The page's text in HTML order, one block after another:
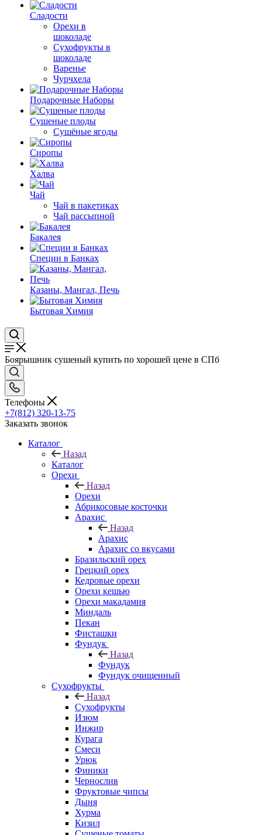
Сладости
Орехи в
шоколаде
Сухофрукты в
шоколаде
Варенье
Чурчхела
Подарочные Наборы
Cушеные плоды
Сушёные ягоды
Сиропы
Халва
Чай
Чай в пакетиках
Чай рассыпной
Бакалея
Специи в Банках
Казаны, Мангал, Печь
Бытовая Химия
Боярышник сушеный купить по хорошей цене в СПб
Телефоны
+7(812) 320-13-75
Заказать звонок
Каталог
Назад
Каталог
Орехи
Назад
Орехи
Абрикосовые косточки
Арахис
Назад
Арахис
Арахис со вкусами
Бразильский орех
Грецкий орех
Кедровые орехи
Орехи кешью
Орехи макадамия
Миндаль
Пекан
Фисташки
Фундук
Назад
Фундук
Фундук очищенный
Сухофрукты
Назад
Сухофрукты
Изюм
Инжир
Курага
Смеси
Урюк
Финики
Чернослив
Фруктовые чипсы
Дыня
Хурма
Кизил